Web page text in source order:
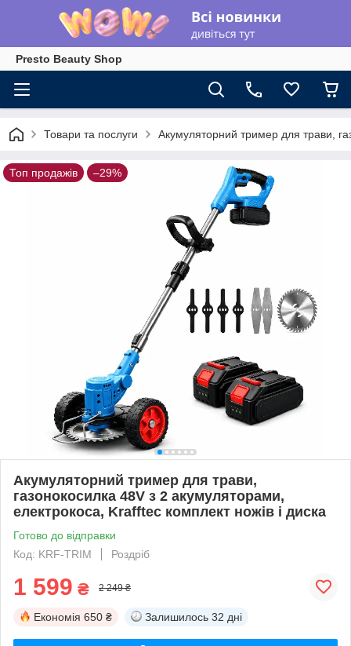
Presto Beauty Shop
Товари та послуги Акумуляторний тример для трави,
Топ продажів –29%
Акумуляторний тример для трави,
газонокосилка 48V з 2 акумуляторами,
електрокоса, Krafftec комплект ножів і диска
Готово до відправки
Код: KRF-TRIM
Роздріб
1 599 ₴ 2 249 ₴
Економія 650 ₴ Залишилось 32 дні